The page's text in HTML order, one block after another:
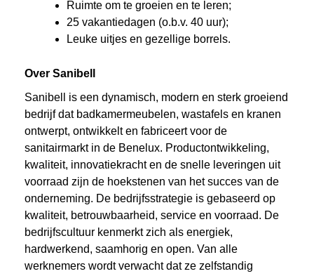
Ruimte om te groeien en te leren;
25 vakantiedagen (o.b.v. 40 uur);
Leuke uitjes en gezellige borrels.
Over Sanibell
Sanibell is een dynamisch, modern en sterk groeiend
bedrijf dat badkamermeubelen, wastafels en kranen
ontwerpt, ontwikkelt en fabriceert voor de
sanitairmarkt in de Benelux. Productontwikkeling,
kwaliteit, innovatiekracht en de snelle leveringen uit
voorraad zijn de hoekstenen van het succes van de
onderneming. De bedrijfsstrategie is gebaseerd op
kwaliteit, betrouwbaarheid, service en voorraad. De
bedrijfscultuur kenmerkt zich als energiek,
hardwerkend, saamhorig en open. Van alle
werknemers wordt verwacht dat ze zelfstandig